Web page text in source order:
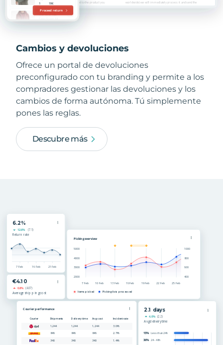
Cambios y devoluciones
Ofrece un portal de devoluciones
preconfigurado con tu branding y permite a los
compradores gestionar las devoluciones y los
cambios de forma autónoma. Tú simplemente
pones las reglas.
Descubre más